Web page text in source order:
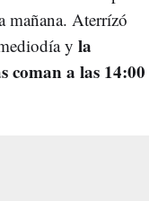
mañana. Aterrízó
y la
coman a las 14:00